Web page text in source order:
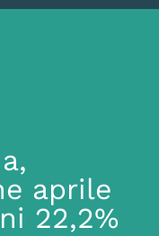
aprile
22,2%